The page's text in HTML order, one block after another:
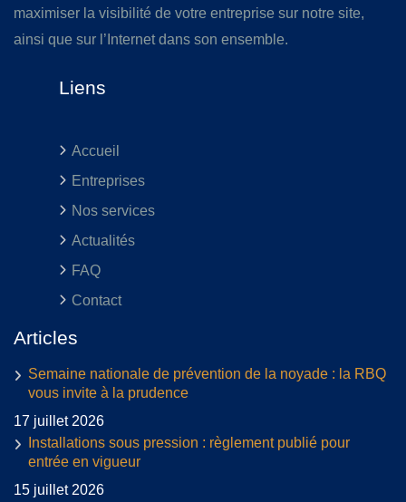
maximiser la visibilité de votre entreprise sur notre site,
ainsi que sur l’Internet dans son ensemble.
Liens
Accueil
Entreprises
Nos services
Actualités
FAQ
Contact
Articles
Semaine nationale de prévention de la noyade : la RBQ
vous invite à la prudence
17 juillet 2026
Installations sous pression : règlement publié pour
entrée en vigueur
15 juillet 2026